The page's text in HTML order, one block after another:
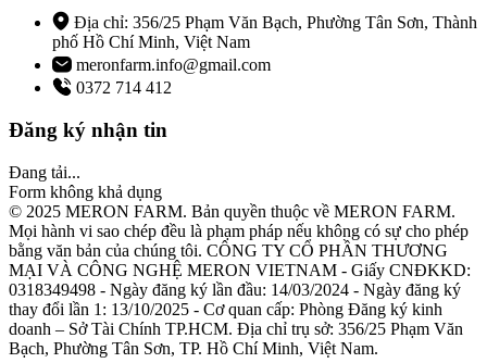
Địa chỉ: 356/25 Phạm Văn Bạch, Phường Tân Sơn, Thành
phố Hồ Chí Minh, Việt Nam
meronfarm.info@gmail.com
0372 714 412
Đăng ký nhận tin
Đang tải...
Form không khả dụng
© 2025 MERON FARM. Bản quyền thuộc về MERON FARM.
Mọi hành vi sao chép đều là phạm pháp nếu không có sự cho phép
bằng văn bản của chúng tôi. CÔNG TY CỔ PHẦN THƯƠNG
MẠI VÀ CÔNG NGHỆ MERON VIETNAM - Giấy CNĐKKD:
0318349498 - Ngày đăng ký lần đầu: 14/03/2024 - Ngày đăng ký
thay đổi lần 1: 13/10/2025 - Cơ quan cấp: Phòng Đăng ký kinh
doanh – Sở Tài Chính TP.HCM. Địa chỉ trụ sở: 356/25 Phạm Văn
Bạch, Phường Tân Sơn, TP. Hồ Chí Minh, Việt Nam.